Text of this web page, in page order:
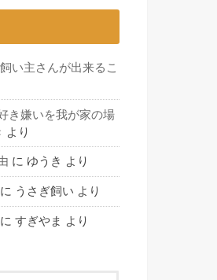
い主さんが出来るこ
き嫌いを我が家の場
より
に ゆうき より
に うさぎ飼い より
に すぎやま より